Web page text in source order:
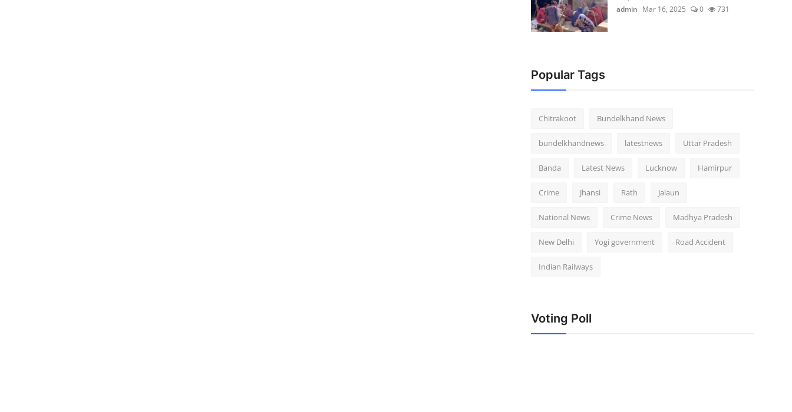
admin Mar 16, 2025 0 731
Popular Tags
Chitrakoot Bundelkhand News
bundelkhandnews latestnews Uttar Pradesh
Banda Latest News Lucknow Hamirpur
Crime Jhansi Rath Jalaun
National News Crime News Madhya Pradesh
New Delhi Yogi government Road Accident
Indian Railways
Voting Poll